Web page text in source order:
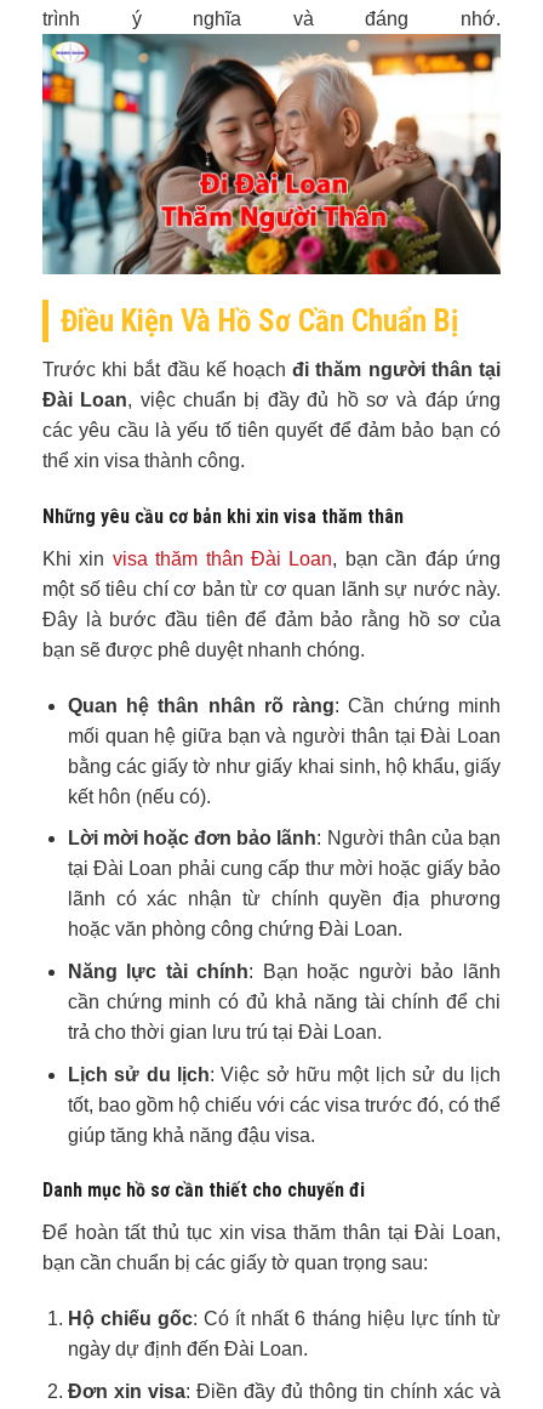
trình ý nghĩa và đáng nhớ.
Điều Kiện Và Hồ Sơ Cần Chuẩn Bị
Trước khi bắt đầu kế hoạchđi thăm người thân tại
Đài Loan, việc chuẩn bị đầy đủ hồ sơ và đáp ứng
các yêu cầu là yếu tố tiên quyết để đảm bảo bạn có
thể xin visa thành công.
Những yêu cầu cơ bản khi xin visa thăm thân
Khi xin visa thăm thân Đài Loan, bạn cần đáp ứng
một số tiêu chí cơ bản từ cơ quan lãnh sự nước này.
Đây là bước đầu tiên để đảm bảo rằng hồ sơ của
bạn sẽ được phê duyệt nhanh chóng.
Quan hệ thân nhân rõ ràng: Cần chứng minh
mối quan hệ giữa bạn và người thân tại Đài Loan
bằng các giấy tờ như giấy khai sinh, hộ khẩu, giấy
kết hôn (nếu có).
Lời mời hoặc đơn bảo lãnh: Người thân của bạn
tại Đài Loan phải cung cấp thư mời hoặc giấy bảo
lãnh có xác nhận từ chính quyền địa phương
hoặc văn phòng công chứng Đài Loan.
Năng lực tài chính: Bạn hoặc người bảo lãnh
cần chứng minh có đủ khả năng tài chính để chi
trả cho thời gian lưu trú tại Đài Loan.
Lịch sử du lịch: Việc sở hữu một lịch sử du lịch
tốt, bao gồm hộ chiếu với các visa trước đó, có thể
giúp tăng khả năng đậu visa.
Danh mục hồ sơ cần thiết cho chuyến đi
Để hoàn tất thủ tục xin visa thăm thân tại Đài Loan,
bạn cần chuẩn bị các giấy tờ quan trọng sau:
Hộ chiếu gốc: Có ít nhất 6 tháng hiệu lực tính từ
ngày dự định đến Đài Loan.
Đơn xin visa: Điền đầy đủ thông tin chính xác và